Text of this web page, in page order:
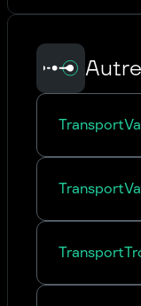
Transport
Transport
Transport